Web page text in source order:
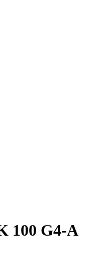
100 G4-A